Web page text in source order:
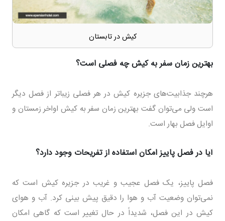
کیش در تابستان
بهترین زمان سفر به کیش چه فصلی است؟
هرچند جذابیت‌های جزیره کیش در هر فصلی زیباتر از فصل دیگر
است ولی می‌توان گفت بهترین زمان سفر به کیش اواخر زمستان و
اوایل فصل بهار است.
آیا در فصل پاییز امکان استفاده از تفریحات وجود دارد؟
فصل پاییز، یک فصل عجیب و غریب در جزیره کیش است که
نمی‌توان وضعیت آب و هوا را دقیق پیش بینی کرد. آب و هوای
کیش در این فصل، شدیداً در حال تغییر است که گاهی امکان